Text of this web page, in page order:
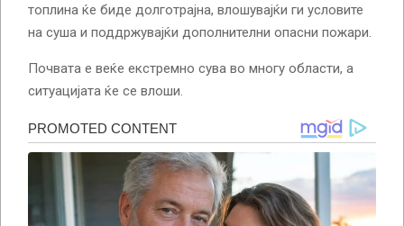
топлина ќе биде долготрајна, влошувајќи ги условите
на суша и поддржувајќи дополнителни опасни пожари.
Почвата е веќе екстремно сува во многу области, а
ситуацијата ќе се влоши.